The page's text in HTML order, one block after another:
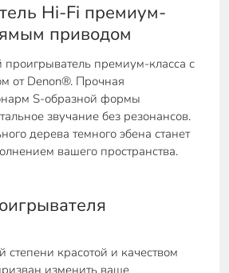
Hi-Fi премиум-
приводом
премиум-класса с
от Denon®. Прочная
S-образной формы
звучание без резонансов.
дерева темного эбена станет
вашего пространства.
степени красотой и качеством
изменить ваше